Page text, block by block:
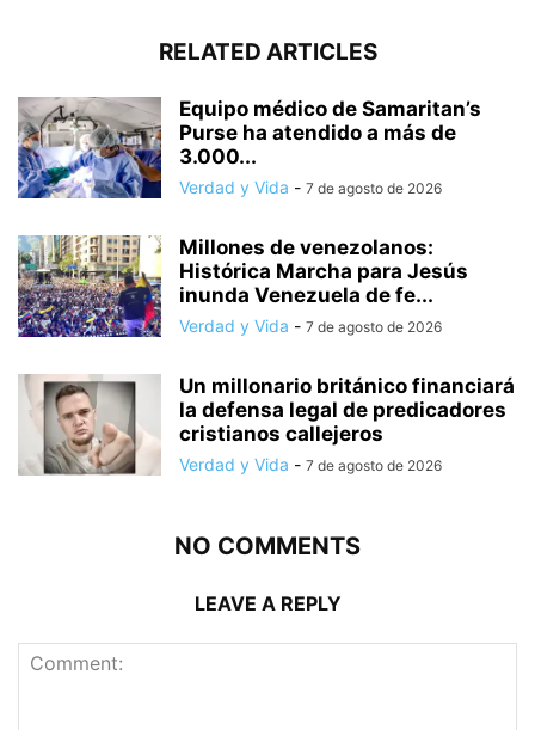
RELATED ARTICLES
Equipo médico de Samaritan’s
Purse ha atendido a más de
3.000...
Verdad y Vida - 7 de agosto de 2026
Millones de venezolanos:
Histórica Marcha para Jesús
inunda Venezuela de fe...
Verdad y Vida - 7 de agosto de 2026
Un millonario británico financiará
la defensa legal de predicadores
cristianos callejeros
Verdad y Vida - 7 de agosto de 2026
NO COMMENTS
LEAVE A REPLY